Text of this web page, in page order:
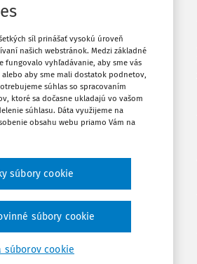
mesto
do
zmluvy o
sa
cena za
ako 1
technicky
Nakoľko
mesta
je
možné
Vytlačiť
Zdieľať
Poznámka
síl prinášať vysokú úroveň
našich webstránok. Medzi základné
fungovalo vyhľadávanie, aby sme vás
aby sme mali dostatok podnetov,
súhlas so spracovaním
ktoré sa dočasne ukladajú vo vašom
súhlasu. Dáta využijeme na
obsahu webu priamo Vám na
súborov cookie
súbory cookie
súbory cookie